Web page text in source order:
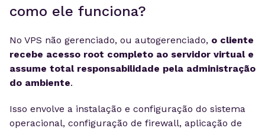
como ele funciona?
No VPS não gerenciado, ou autogerenciado, o cliente
recebe acesso root completo ao servidor virtual e
assume total responsabilidade pela administração
do ambiente.
Isso envolve a instalação e configuração do sistema
operacional, configuração de firewall, aplicação de